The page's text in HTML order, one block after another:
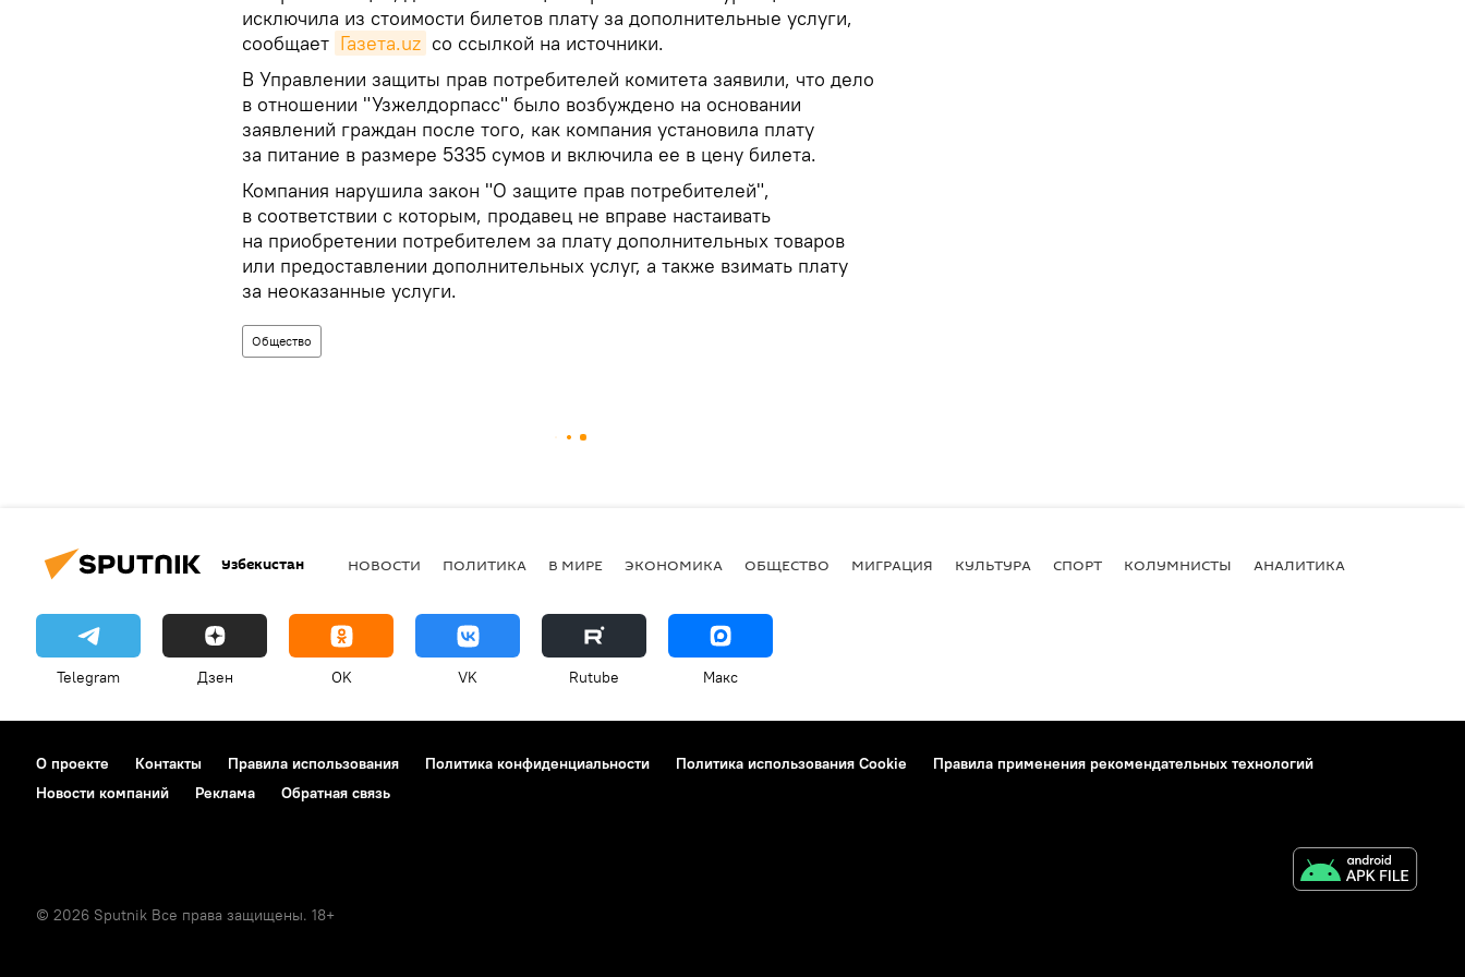
исключила из стоимости билетов плату за дополнительные услуги,
сообщает Газета.uz со ссылкой на источники.
В Управлении защиты прав потребителей комитета заявили, что дело
в отношении "Узжелдорпасс" было возбуждено на основании
заявлений граждан после того, как компания установила плату
за питание в размере 5335 сумов и включила ее в цену билета.
Компания нарушила закон "О защите прав потребителей",
в соответствии с которым, продавец не вправе настаивать
на приобретении потребителем за плату дополнительных товаров
или предоставлении дополнительных услуг, а также взимать плату
за неоказанные услуги.
Общество
Узбекистан НОВОСТИ ПОЛИТИКА В МИРЕ ЭКОНОМИКА ОБЩЕСТВО МИГРАЦИЯ КУЛЬТУРА СПОРТ КОЛУМНИСТЫ АНАЛИТИКА
Telegram Дзен OK VK Rutube Макс
О проекте Контакты Правила использования Политика конфиденциальности Политика использования Cookie
Правила применения рекомендательных технологий
Новости компаний
Реклама Обратная связь
© 2026 Sputnik Все права защищены. 18+